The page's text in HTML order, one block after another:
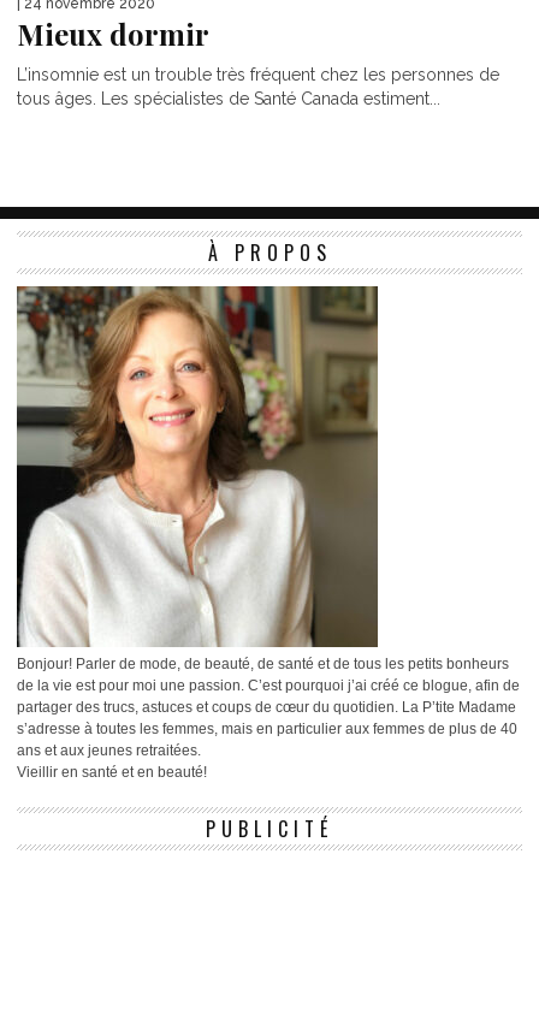
| 24 novembre 2020
Mieux dormir
L’insomnie est un trouble très fréquent chez les personnes de
tous âges. Les spécialistes de Santé Canada estiment...
À PROPOS
Bonjour! Parler de mode, de beauté, de santé et de tous les petits bonheurs
de la vie est pour moi une passion. C’est pourquoi j’ai créé ce blogue, afin de
partager des trucs, astuces et coups de cœur du quotidien. La P’tite Madame
s’adresse à toutes les femmes, mais en particulier aux femmes de plus de 40
ans et aux jeunes retraitées.
Vieillir en santé et en beauté!
PUBLICITÉ